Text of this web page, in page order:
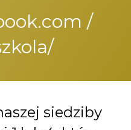
/
siedziby